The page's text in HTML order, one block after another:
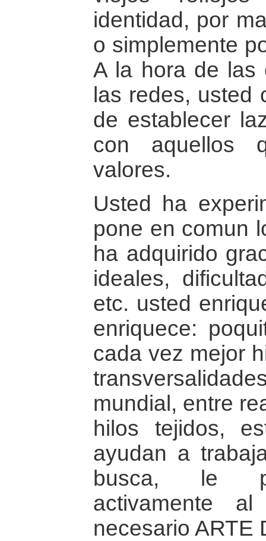
identidad, por
o simplemente
A la hora de las
las redes, usted
de establecer
con aquellos
valores.
Usted ha
pone en comun
ha adquirido
ideales,
etc. usted
enriquece:
cada vez mejor
mundial, entre
hilos tejidos,
ayudan a
busca, le
activamente
necesario ARTE